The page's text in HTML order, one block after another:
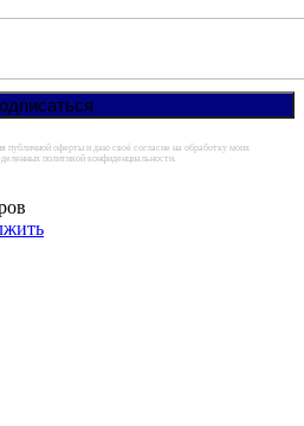
оферты и даю своё согласие на обработку моих
политикой конфиденциальности.